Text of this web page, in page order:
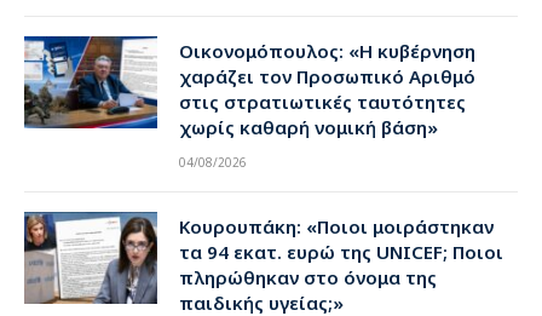
Οικονομόπουλος: «Η κυβέρνηση
χαράζει τον Προσωπικό Αριθμό
στις στρατιωτικές ταυτότητες
χωρίς καθαρή νομική βάση»
04/08/2026
Κουρουπάκη: «Ποιοι μοιράστηκαν
τα 94 εκατ. ευρώ της UNICEF; Ποιοι
πληρώθηκαν στο όνομα της
παιδικής υγείας;»